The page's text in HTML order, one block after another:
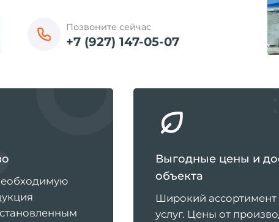
Позвоните сейчас
+7 (927) 147-05-07
Выгодные цены и
объекта
Широкий
услуг. Цены от